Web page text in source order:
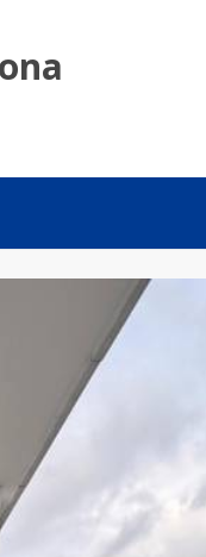
Casa RD